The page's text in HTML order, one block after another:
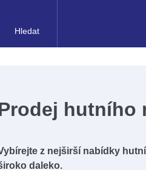
Hledat
hutního
z nejširší nabídky
daleko.